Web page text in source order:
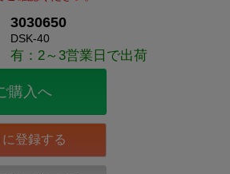
3030650
DSK-40
有：2～3営業日で出荷
購入へ
登録する